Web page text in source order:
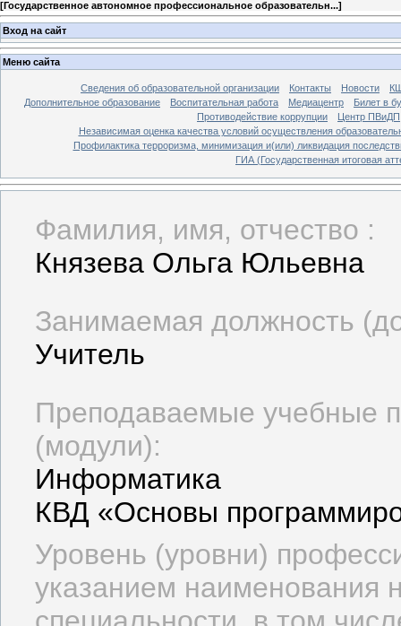
[Государственное автономное профессиональное образовательн...]
Вход на сайт
Меню сайта
Сведения об образовательной организации Контакты Новости
Дополнительное образование
Воспитательная работа Медиацентр
Билет в
Противодействие коррупции
Центр ПВиДП
Независимая оценка качества условий осуществления
Профилактика терроризма, минимизация и(или) ликвидация
ГИА (Государственная итоговая
Фамилия, имя, отчество :
Князева Ольга Юльевна
Занимаемая должность
Учитель
Преподаваемые учебные
(модули):
Информатика
КВД «Основы
Уровень (уровни)
указанием наименования